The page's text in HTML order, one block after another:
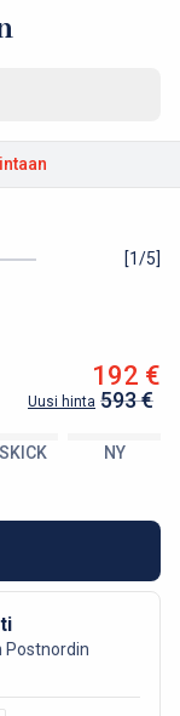
[1/5]
192 €
Uusi hinta 593 €
NY